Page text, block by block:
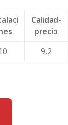
Calidad-
precio
10 9,2